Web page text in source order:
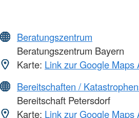
Beratungszentrum
Beratungszentrum Bayern
Karte: Link zur Google Maps
Bereitschaften /
Bereitschaft Petersdorf
Karte: Link zur Google Maps